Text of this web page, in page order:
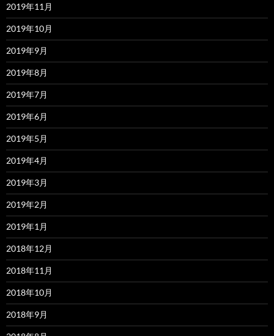
2019年11月
2019年10月
2019年9月
2019年8月
2019年7月
2019年6月
2019年5月
2019年4月
2019年3月
2019年2月
2019年1月
2018年12月
2018年11月
2018年10月
2018年9月